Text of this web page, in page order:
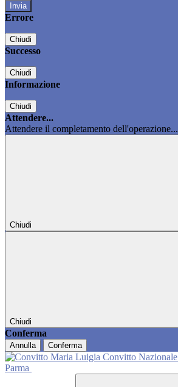
Errore
Chiudi
Successo
Chiudi
Informazione
Chiudi
Attendere...
Attendere il completamento dell'operazione...
Chiudi
Chiudi
Conferma
Annulla Conferma
Convitto Nazionale
Parma